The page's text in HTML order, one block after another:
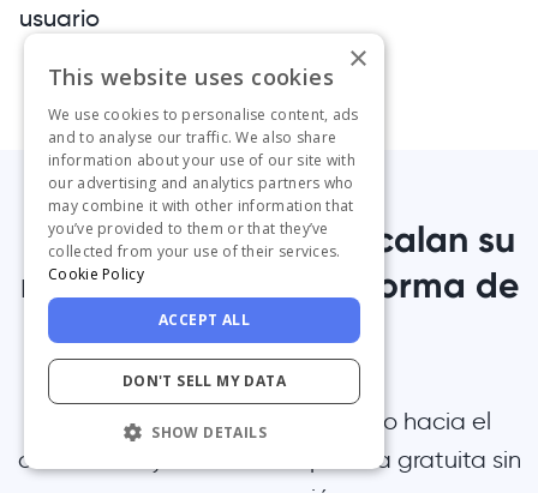
usuario
1.000+ equipos ya escalan su
negocio con la plataforma de
UserGuiding
Únete a ellos: da el primer paso hacia el
crecimiento y comienza tu prueba gratuita sin
×
This website uses cookies
We use cookies to personalise content, ads
and to analyse our traffic. We also share
information about your use of our site with
our advertising and analytics partners who
may combine it with other information that
you’ve provided to them or that they’ve
collected from your use of their services.
Cookie Policy
ACCEPT ALL
DON'T SELL MY DATA
SHOW DETAILS